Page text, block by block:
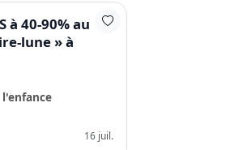
à 40-90% au
lune » à
l'enfance
16 juil.